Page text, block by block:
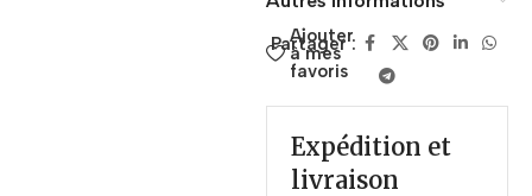
Ajouter
à mes
favoris
Partager :
Expédition et
livraison